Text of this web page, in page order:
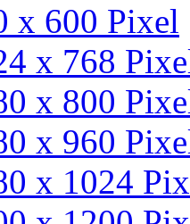
x 600 Pixel
x 768
x 800
x 960
x 1024